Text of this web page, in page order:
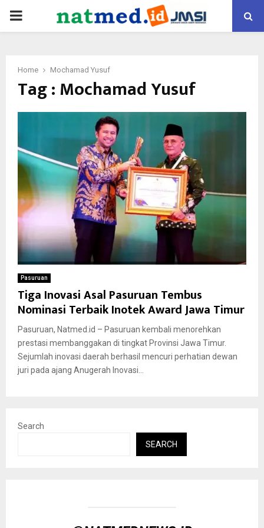
PRIMARY
Home Mochamad Yusuf
Tag : Mochamad Yusuf
Pasuruan
Tiga Inovasi Asal Pasuruan Tembus
Nominasi Terbaik Inotek Award Jawa Timur
Pasuruan, Natmed.id – Pasuruan kembali menorehkan
prestasi membanggakan di tingkat Provinsi Jawa Timur.
Sejumlah inovasi daerah berhasil mencuri perhatian dewan
juri pada ajang Anugerah Inovasi...
Search
SEARCH